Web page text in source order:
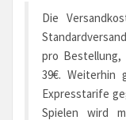
Die
pro Bestellung,
39€. Weiterhin
Expresstarife
Spielen wird